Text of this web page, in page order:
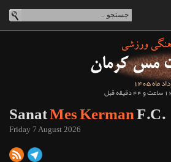
SanatMes KermanF.C.
Friday 7 August 2026